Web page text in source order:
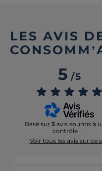
LES AVIS
5/5
Basé sur 3 avis soumis à
contrôle
Voir tous les avis sur ce